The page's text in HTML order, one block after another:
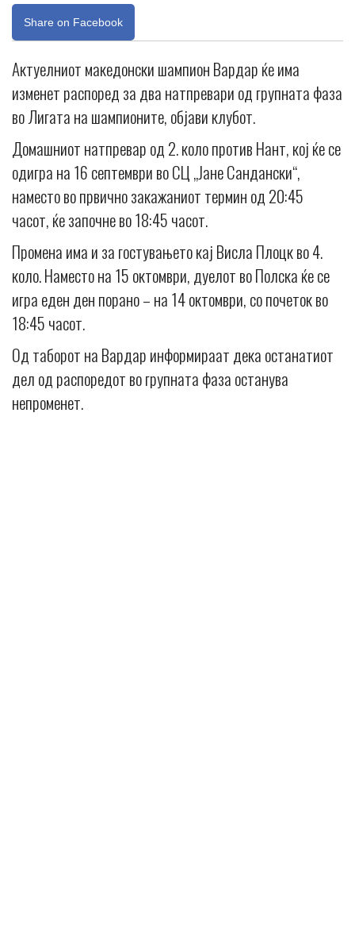
Share on Facebook
Актуелниот македонски шампион Вардар ќе има
изменет распоред за два натпревари од групната фаза
во Лигата на шампионите, објави клубот.
Домашниот натпревар од 2. коло против Нант, кој ќе се
одигра на 16 септември во СЦ „Јане Сандански“,
наместо во првично закажаниот термин од 20:45
часот, ќе започне во 18:45 часот.
Промена има и за гостувањето кај Висла Плоцк во 4.
коло. Наместо на 15 октомври, дуелот во Полска ќе се
игра еден ден порано – на 14 октомври, со почеток во
18:45 часот.
Од таборот на Вардар информираат дека останатиот
дел од распоредот во групната фаза останува
непроменет.